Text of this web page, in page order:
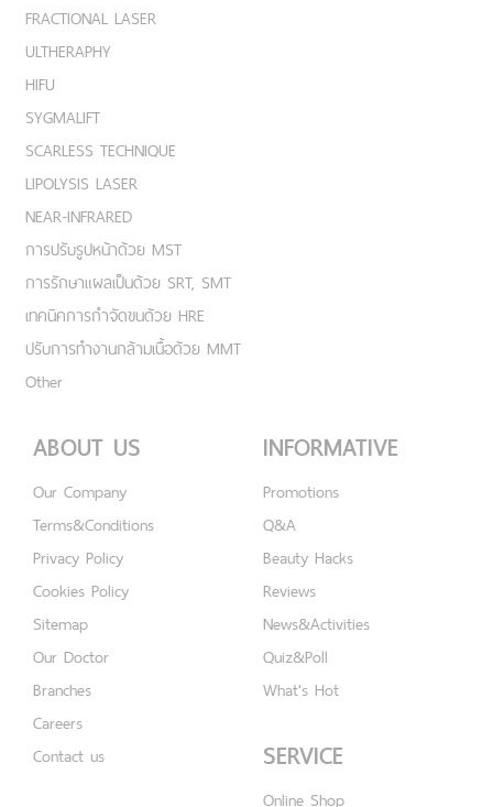
FRACTIONAL LASER
ULTHERAPHY
HIFU
SYGMALIFT
SCARLESS TECHNIQUE
LIPOLYSIS LASER
NEAR-INFRARED
การปรับรูปหน้าด้วย MST
การรักษาแผลเป็นด้วย SRT, SMT
เทคนิคการกำจัดขนด้วย HRE
ปรับการทำงานกล้ามเนื้อด้วย MMT
Other
ABOUT US
Our Company
Terms&Conditions
Privacy Policy
Cookies Policy
Sitemap
Our Doctor
Branches
Careers
Contact us
INFORMATIVE
Promotions
Q&A
Beauty Hacks
Reviews
News&Activities
Quiz&Poll
What's Hot
SERVICE
Online Shop